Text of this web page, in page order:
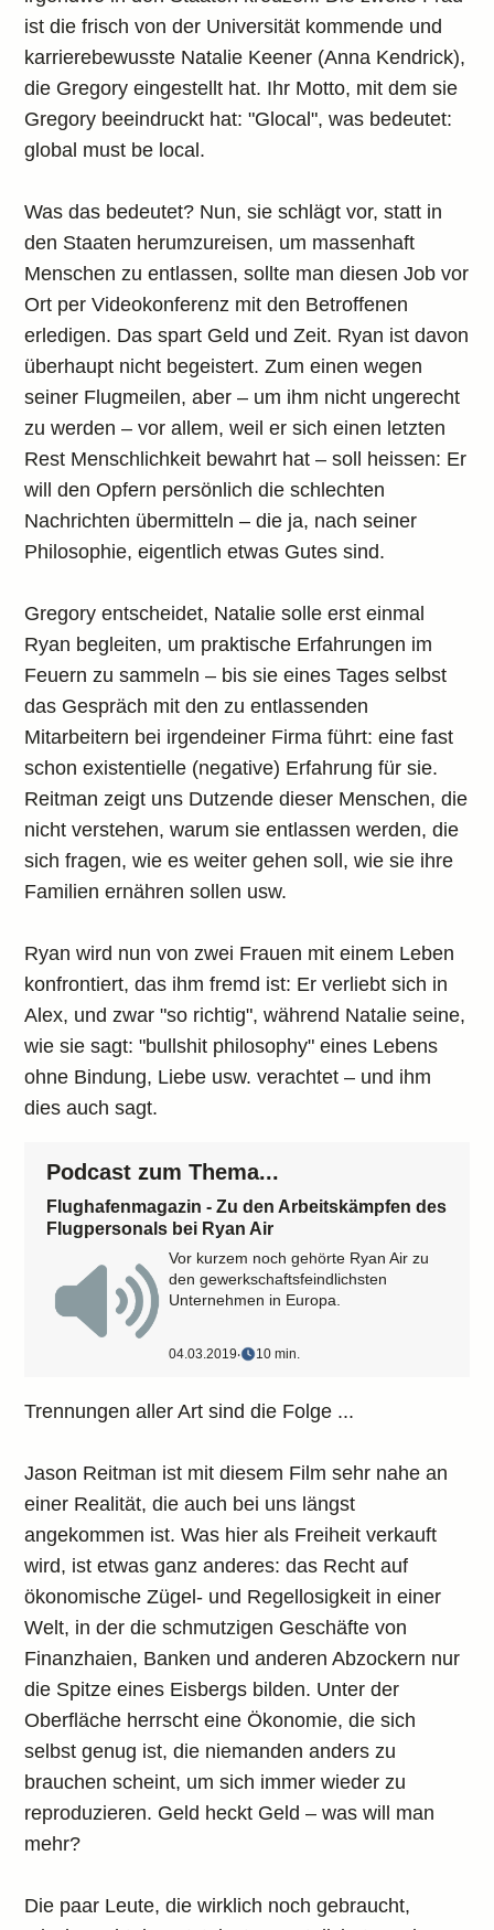
ist die frisch von der Universität kommende und
karrierebewusste Natalie Keener (Anna Kendrick),
die Gregory eingestellt hat. Ihr Motto, mit dem sie
Gregory beeindruckt hat: "Glocal", was bedeutet:
global must be local.
Was das bedeutet? Nun, sie schlägt vor, statt in
den Staaten herumzureisen, um massenhaft
Menschen zu entlassen, sollte man diesen Job vor
Ort per Videokonferenz mit den Betroffenen
erledigen. Das spart Geld und Zeit. Ryan ist davon
überhaupt nicht begeistert. Zum einen wegen
seiner Flugmeilen, aber – um ihm nicht ungerecht
zu werden – vor allem, weil er sich einen letzten
Rest Menschlichkeit bewahrt hat – soll heissen: Er
will den Opfern persönlich die schlechten
Nachrichten übermitteln – die ja, nach seiner
Philosophie, eigentlich etwas Gutes sind.
Gregory entscheidet, Natalie solle erst einmal
Ryan begleiten, um praktische Erfahrungen im
Feuern zu sammeln – bis sie eines Tages selbst
das Gespräch mit den zu entlassenden
Mitarbeitern bei irgendeiner Firma führt: eine fast
schon existentielle (negative) Erfahrung für sie.
Reitman zeigt uns Dutzende dieser Menschen, die
nicht verstehen, warum sie entlassen werden, die
sich fragen, wie es weiter gehen soll, wie sie ihre
Familien ernähren sollen usw.
Ryan wird nun von zwei Frauen mit einem Leben
konfrontiert, das ihm fremd ist: Er verliebt sich in
Alex, und zwar "so richtig", während Natalie seine,
wie sie sagt: "bullshit philosophy" eines Lebens
ohne Bindung, Liebe usw. verachtet – und ihm
dies auch sagt.
Podcast zum Thema...
Flughafenmagazin - Zu den Arbeitskämpfen des
Flugpersonals bei Ryan Air
Vor kurzem noch gehörte Ryan Air zu
den gewerkschaftsfeindlichsten
Unternehmen in Europa.
04.03.2019‧ 10 min.
Trennungen aller Art sind die Folge ...
Jason Reitman ist mit diesem Film sehr nahe an
einer Realität, die auch bei uns längst
angekommen ist. Was hier als Freiheit verkauft
wird, ist etwas ganz anderes: das Recht auf
ökonomische Zügel- und Regellosigkeit in einer
Welt, in der die schmutzigen Geschäfte von
Finanzhaien, Banken und anderen Abzockern nur
die Spitze eines Eisbergs bilden. Unter der
Oberfläche herrscht eine Ökonomie, die sich
selbst genug ist, die niemanden anders zu
brauchen scheint, um sich immer wieder zu
reproduzieren. Geld heckt Geld – was will man
mehr?
Die paar Leute, die wirklich noch gebraucht,